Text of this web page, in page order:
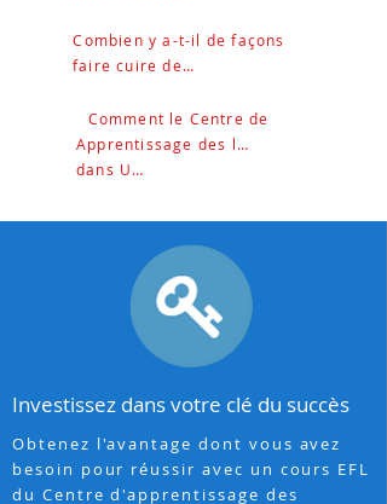
Combien y a-t-il de façons
faire cuire des oeufs?
Comment le Centre de
Apprentissage des langues adapté
dans UP&nbsp;?
Investissez dans votre clé du succès
Obtenez l'avantage dont vous avez
besoin pour réussir avec un cours EFL
du Centre d'apprentissage des